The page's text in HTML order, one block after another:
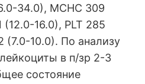
34.0), MCHC 309
(12.0-16.0), PLT 285
(7.0-10.0). По анализу
в п/зр 2-3
состояние